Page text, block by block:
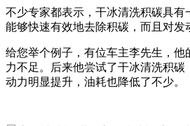
不少专家都表示，干冰清洗积碳具有
能够快速有效地去除积碳，而且对发
给您举个例子，有位车主李先生，他
力不足。后来他尝试了干冰清洗积碳
动力明显提升，油耗也降低了不少。